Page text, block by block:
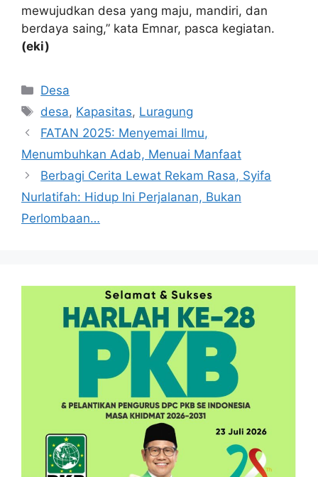
mewujudkan desa yang maju, mandiri, dan
berdaya saing,” kata Emnar, pasca kegiatan.
(eki)
Kategori
Desa
Tag
desa, Kapasitas, Luragung
FATAN 2025: Menyemai Ilmu,
Menumbuhkan Adab, Menuai Manfaat
Berbagi Cerita Lewat Rekam Rasa, Syifa
Nurlatifah: Hidup Ini Perjalanan, Bukan
Perlombaan…